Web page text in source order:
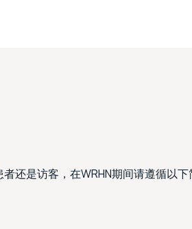
还是访客，在WRHN期间请遵循以